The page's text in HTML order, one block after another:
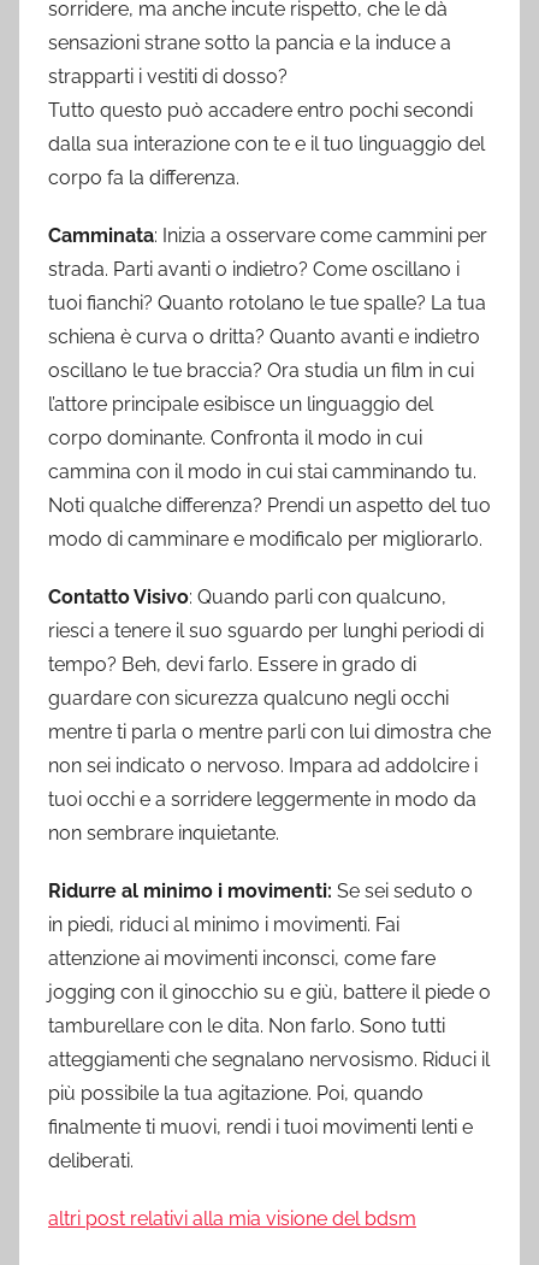
sorridere, ma anche incute rispetto, che le dà
sensazioni strane sotto la pancia e la induce a
strapparti i vestiti di dosso?
Tutto questo può accadere entro pochi secondi
dalla sua interazione con te e il tuo linguaggio del
corpo fa la differenza.
Camminata: Inizia a osservare come cammini per
strada. Parti avanti o indietro? Come oscillano i
tuoi fianchi? Quanto rotolano le tue spalle? La tua
schiena è curva o dritta? Quanto avanti e indietro
oscillano le tue braccia? Ora studia un film in cui
l’attore principale esibisce un linguaggio del
corpo dominante. Confronta il modo in cui
cammina con il modo in cui stai camminando tu.
Noti qualche differenza? Prendi un aspetto del tuo
modo di camminare e modificalo per migliorarlo.
Contatto Visivo: Quando parli con qualcuno,
riesci a tenere il suo sguardo per lunghi periodi di
tempo? Beh, devi farlo. Essere in grado di
guardare con sicurezza qualcuno negli occhi
mentre ti parla o mentre parli con lui dimostra che
non sei indicato o nervoso. Impara ad addolcire i
tuoi occhi e a sorridere leggermente in modo da
non sembrare inquietante.
Ridurre al minimo i movimenti: Se sei seduto o
in piedi, riduci al minimo i movimenti. Fai
attenzione ai movimenti inconsci, come fare
jogging con il ginocchio su e giù, battere il piede o
tamburellare con le dita. Non farlo. Sono tutti
atteggiamenti che segnalano nervosismo. Riduci il
più possibile la tua agitazione. Poi, quando
finalmente ti muovi, rendi i tuoi movimenti lenti e
deliberati.
altri post relativi alla mia visione del bdsm